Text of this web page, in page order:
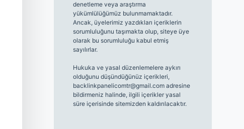
denetleme veya araştırma
yükümlülüğümüz bulunmamaktadır.
Ancak, üyelerimiz yazdıkları içeriklerin
sorumluluğunu taşımakta olup, siteye üye
olarak bu sorumluluğu kabul etmiş
sayılırlar.
Hukuka ve yasal düzenlemelere aykırı
olduğunu düşündüğünüz içerikleri,
backlinkpanelicomtr@gmail.comadresine
bildirmeniz halinde, ilgili içerikler yasal
süre içerisinde sitemizden kaldırılacaktır.